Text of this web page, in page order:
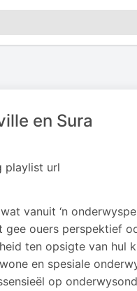
en Sura
playlist url
vanuit ‘n
ouers perspektief
ten opsigte van hul
en spesiale
op